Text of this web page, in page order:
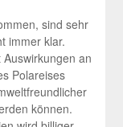
sind sehr
immer klar.
an
Polareises
können.